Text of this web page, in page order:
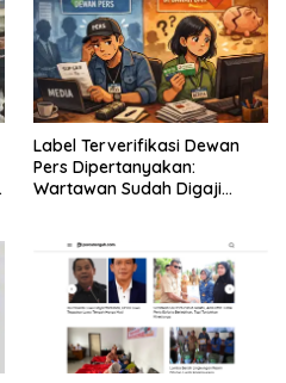
Label Terverifikasi Dewan
Pers Dipertanyakan:
Wartawan Sudah Digaji